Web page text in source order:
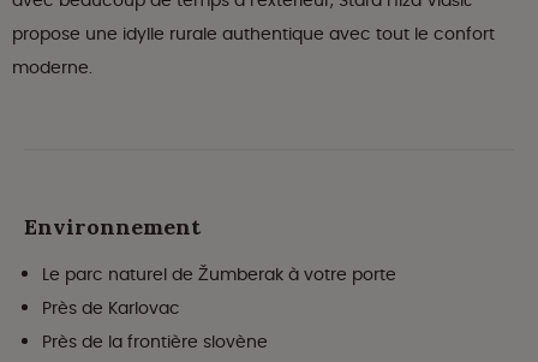
propose une idylle rurale authentique avec tout le confort
moderne.
Environnement
Le parc naturel de Žumberak à votre porte
Près de Karlovac
Près de la frontière slovène